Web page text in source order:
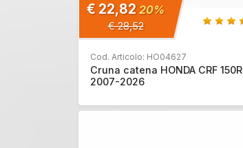
€ 22,8220%
€ 28,52
Cod. Articolo: HO04627
Cruna catena HONDA CRF 150R
2007-2026